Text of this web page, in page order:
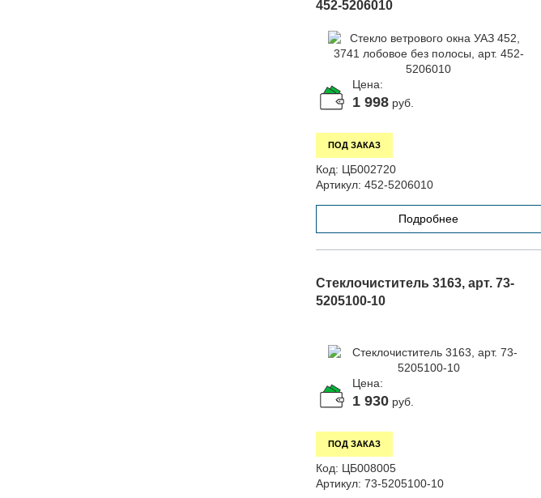
452-5206010
Цена:
1 998руб.
ПОД ЗАКАЗ
Код: ЦБ002720
Артикул: 452-5206010
Подробнее
Стеклочиститель 3163, арт. 73-
5205100-10
Цена:
1 930руб.
ПОД ЗАКАЗ
Код: ЦБ008005
Артикул: 73-5205100-10